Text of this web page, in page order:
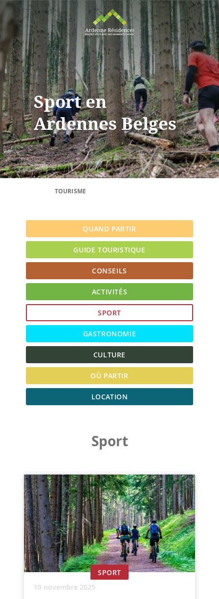
Sport en
Ardennes Belges
TOURISME
QUAND PARTIR
GUIDE TOURISTIQUE
CONSEILS
ACTIVITÉS
SPORT
GASTRONOMIE
CULTURE
OÙ PARTIR
LOCATION
Sport
SPORT
10 novembre 2025